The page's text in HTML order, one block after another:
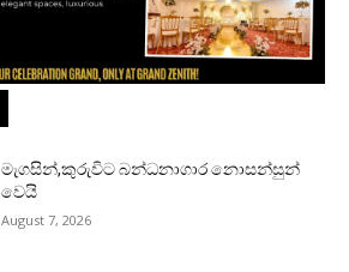
මැගසින්,කුරුවිට බන්ධනාගාර නොසන්සුන්
වෙයි
August 7, 2026